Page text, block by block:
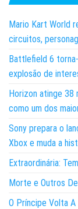
Mario Kart World
circuitos,
Battlefield 6
explosão de
Horizon atinge 38
como um dos
Sony prepara o
Xbox e muda a
Extraordinária:
Morte e Outros
O Príncipe Volta